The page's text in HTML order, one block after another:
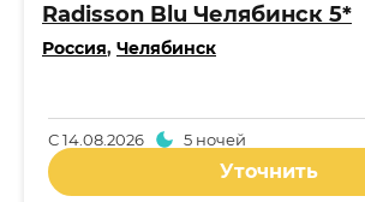
Radisson Blu Челябинск 5*
Россия, Челябинск
С14.08.2026 5 ночей
Уточнить